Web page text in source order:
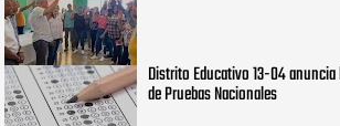
Distrito Educativo 13-04
de Pruebas Nacionales